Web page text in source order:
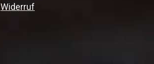
Widerruf